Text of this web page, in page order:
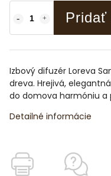
Pridať
Izbový difuzér Loreva
dreva. Hrejivá,
do domova harmóniu a
Detailné informácie